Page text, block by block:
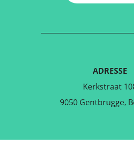
ADRESSE
Kerkstraat
9050 Gentbrugge,